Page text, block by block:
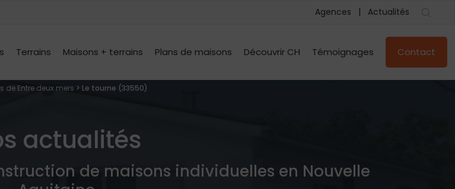
Agences Actualités
Terrains Maisons + terrains Plans de maisons Découvrir CH Témoignages Contact
de Entre deux mers > Le tourne (33550)
actualités
de maisons individuelles en Nouvelle